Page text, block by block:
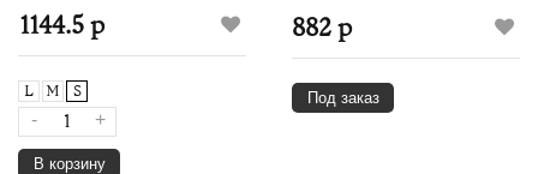
1144.5 р
L M S
- +
В корзину
882 р
Под заказ